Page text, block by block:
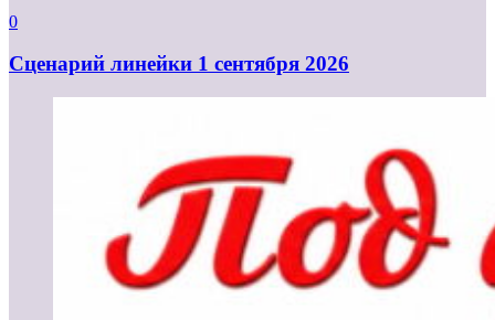
0
Cценарий линейки 1 сентября 2026